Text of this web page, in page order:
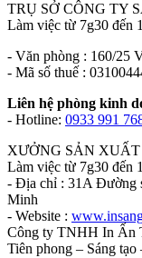
TRỤ SỞ CÔNG TY
Làm việc từ 7g30 đến
- Văn phòng : 160/25
- Mã số thuế :
Liên hệ phòng kinh
- Hotline: 0933 991
XƯỞNG SẢN XUẤT
Làm việc từ 7g30 đến
- Địa chỉ : 31A Đường
Minh
- Website :
Công ty TNHH In Ấn
Tiên phong – Sáng